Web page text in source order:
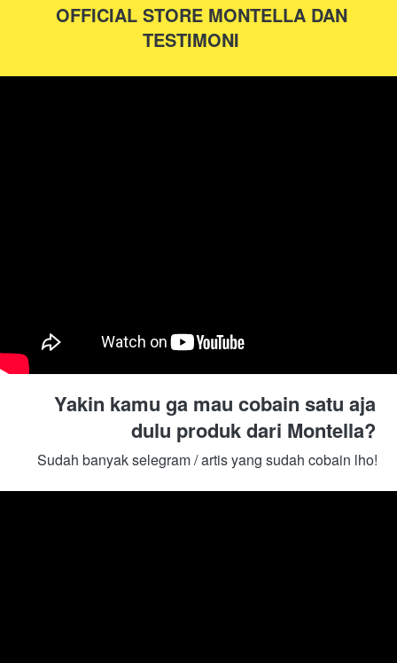
OFFICIAL STORE MONTELLA DAN
TESTIMONI
Yakin kamu ga mau cobain satu aja
dulu produk dari Montella?
Sudah banyak selegram / artis yang sudah cobain lho!